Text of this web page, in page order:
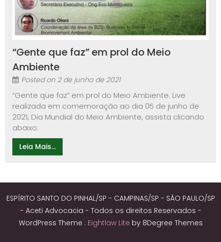
“Gente que faz” em prol do Meio
Ambiente
Posted on 2 de junho de 2021
“Gente que faz” em prol do Meio Ambiente. Live
realizada em comemoração ao dia 05 de junho de
2021, Dia Mundial do Meio Ambiente, assista clicando
abaixo:
Leia Mais...
ESPÍRITO SANTO DO PINHAL/SP - CAMPINAS/SP - SÃO PAULO/SP
- Aceti Advocacia - Todos os direitos Reservados -
WordPress Theme : Eightlaw Lite by 8Degree Themes